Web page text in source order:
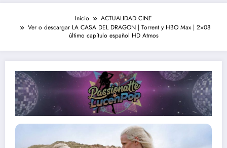
Inicio
ACTUALIDAD CINE
Ver o descargar LA CASA DEL DRAGON | Torrent y HBO Max | 2×08
último capítulo español HD Atmos